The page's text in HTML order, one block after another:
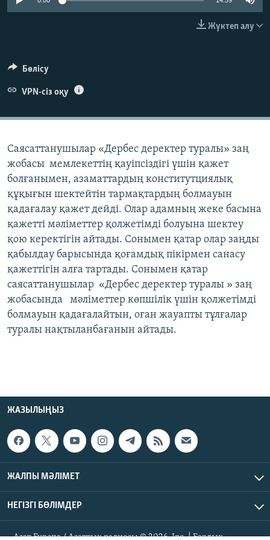
ЖАЗЫЛЫҢЫЗ
Басқа тілдерде
Жүктеп алу
Бөлісу
VPN-сіз оқу
Саясаттанушылар «Дербес деректер туралы» заң
жобасы мемлекеттің қауіпсіздігі үшін қажет
болғанымен, азаматтардың конститутциялық
құқығын шектейтін тармақтардың болмауын
қадағалау қажет дейді. Олар адамның жеке басына
қажетті мәліметтер қолжетімді болуына шектеу
қою керектігін айтады. Сонымен қатар олар заңды
қабылдау барысында қоғамдық пікірмен санасу
қажеттігін алға тартады. Сонымен қатар
саясаттанушылар «Дербес деректер туралы » заң
жобасында мәліметтер көпшілік үшін қолжетімді
болмауын қадағалайтын, оған жауапты тұлғалар
туралы нақтыланбағанын айтады.
ЖАЗЫЛЫҢЫЗ
ЖАЛПЫ МӘЛІМЕТ
НЕГІЗГІ БӨЛІМДЕР
Азат Еуропа / Азаттық радиосы © 2026, Inc. | Барлық